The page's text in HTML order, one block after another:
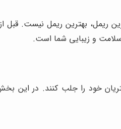
ریمل، بهترین ریمل نیست. قبل
سلامت و زیبایی شما است.
خود را جلب کنند. در این